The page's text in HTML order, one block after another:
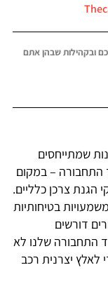
ובקהילות שבהן אתם
שמתייחסים
התחבורה – במקום
הגנת צרכן כלליים.
בטיחותיות
דורשים
התחבורה שלנו לא
יצרנית רכב